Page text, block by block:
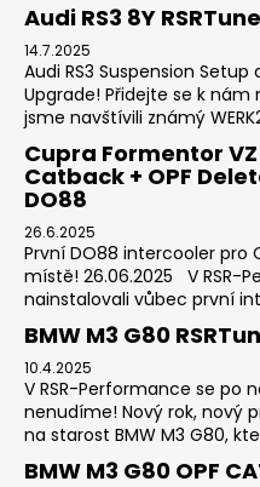
Audi RS3 8Y
14.7.2025
Audi RS3 Suspension Setup
Upgrade! Přidejte se k
jsme navštívili známý
Cupra Formentor
Catback + OPF
DO88
26.6.2025
První DO88 intercooler pro
místě! 26.06.2025 V RSR-
nainstalovali vůbec první
BMW M3 G80
10.4.2025
V RSR-Performance se po
nenudíme! Nový rok, nový
na starost BMW M3 G80,
BMW M3 G80 OPF